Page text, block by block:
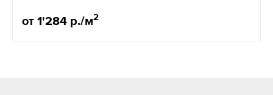
от 1'284 р./м2